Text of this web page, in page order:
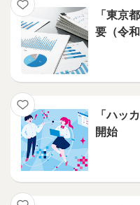
「東京
要（令
「ハッ
開始